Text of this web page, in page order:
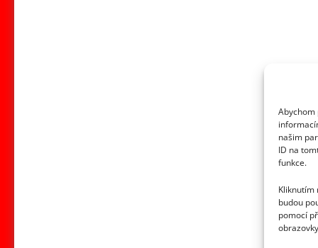
Abychom
našim
ID na
funkce.
Kliknutím
budou
pomocí